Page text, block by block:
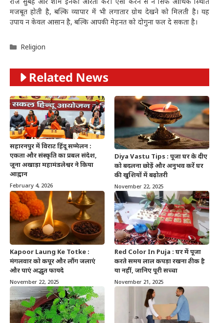
रोज सुबह और शाम इनकी आरती करें। ऐसा करने से न सिर्फ आर्थिक स्थिति
मजबूत होती है, बल्कि व्यापार में भी लगातार ग्रोथ देखने को मिलती है। यह
उपाय न केवल आसान है, बल्कि आपकी मेहनत को दोगुना फल दे सकता है।
Categories
Religion
Related News
सहारनपुर में विराट हिंदू सम्मेलन :
एकता और संस्कृति का प्रबल संदेश,
जूना अखाड़ा महामंडलेश्वर ने किया
आह्वान
February 4, 2026
Diya Vastu Tips : पूजा घर के दीए
को बदलना छोड़ें और अनुभव करें घर
की खुशियों में बढ़ोतरी
November 22, 2025
Kapoor Laung Ke Totke :
मंगलवार को कपूर और लौंग जलाएं
और पाएं अद्भुत फायदे
November 22, 2025
Red Color In Puja : घर में पूजा
करते समय लाल कपड़ा रखना ठीक है
या नहीं, जानिए पूरी सच्चा
November 21, 2025